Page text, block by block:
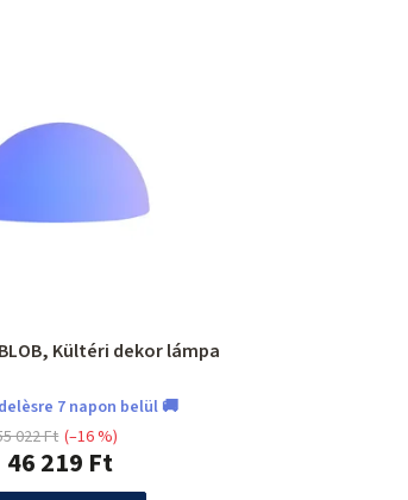
Kültéri dekor lámpa
7 napon belül 🚚
46 219 Ft
022 Ft (–16 %)